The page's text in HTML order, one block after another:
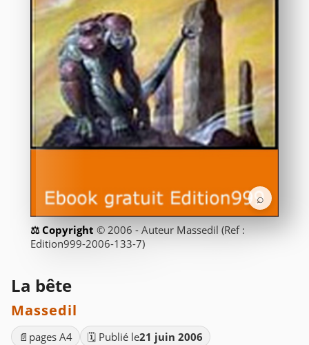
⌕
© 2006 - Auteur Massedil (Ref :
Edition999-2006-133-7)
La bête
Massedil
📄 pages A4 🗓️ Publié le21 juin 2006